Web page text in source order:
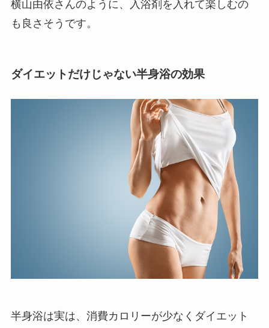
横山由依さんのように、入浴剤を入れて楽しむの
も良さそうです。
ダイエットだけじゃない半身浴の効果
半身浴は実は、消費カロリーが少なくダイエット